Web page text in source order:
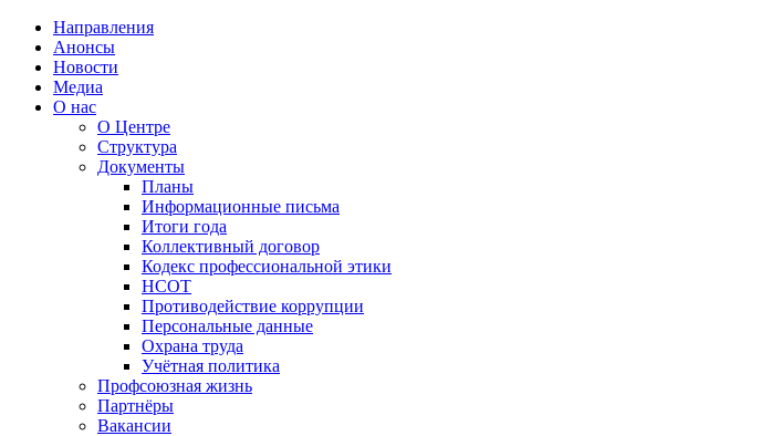
Направления
Анонсы
Новости
Медиа
О нас
О Центре
Структура
Документы
Планы
Информационные письма
Итоги года
Коллективный договор
Кодекс профессиональной этики
НСОТ
Противодействие коррупции
Персональные данные
Охрана труда
Учётная политика
Профсоюзная жизнь
Партнёры
Вакансии